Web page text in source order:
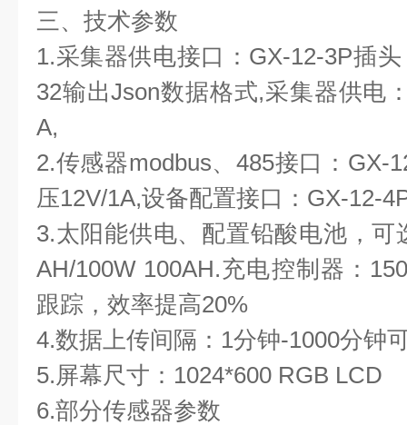
三、技术参数
1.采集器供电接口：GX-12-3P插
32输出Json数据格式,采集器供电
A,
2.传感器modbus、485接口：GX-
压12V/1A,设备配置接口：GX-12-
3.太阳能供电、配置铅酸电池，可
AH/100W 100AH.充电控制器：
跟踪，效率提高20%
4.数据上传间隔：1分钟-1000分钟
5.屏幕尺寸：1024*600 RGB LCD
6.部分传感器参数